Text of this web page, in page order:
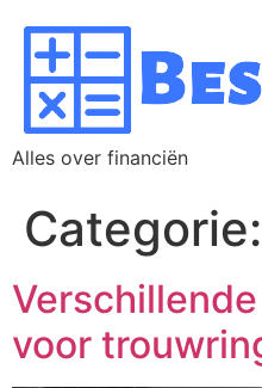
Alles over financiën
Categorie:
voor